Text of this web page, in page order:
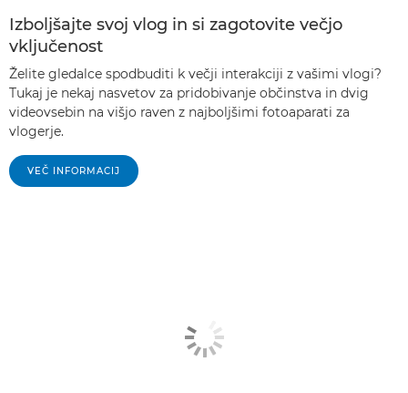
Izboljšajte svoj vlog in si zagotovite večjo
vključenost
Želite gledalce spodbuditi k večji interakciji z vašimi vlogi?
Tukaj je nekaj nasvetov za pridobivanje občinstva in dvig
videovsebin na višjo raven z najboljšimi fotoaparati za
vlogerje.
VEČ INFORMACIJ